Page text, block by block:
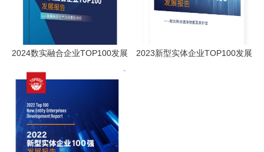
2024数实融合企业TOP100发展
2023新型实体企业TOP100发展